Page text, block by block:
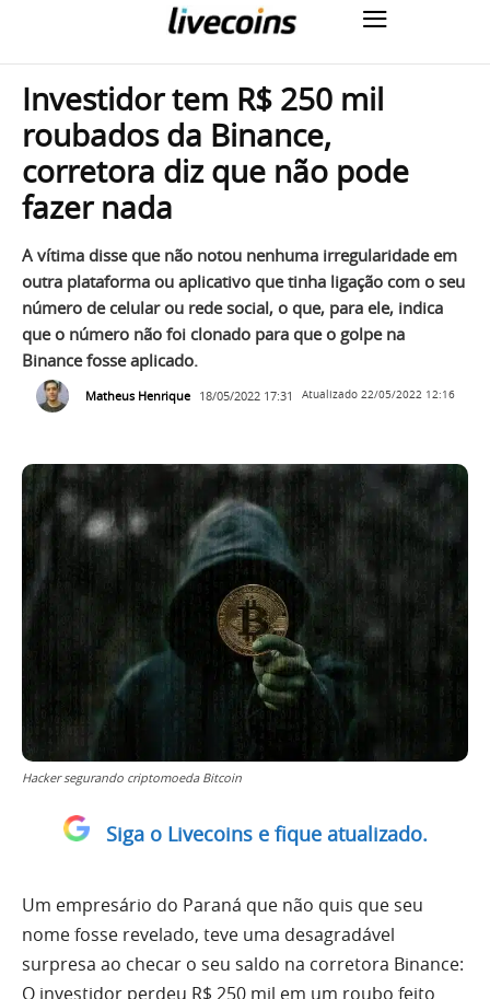
Investidor tem R$ 250 mil
roubados da Binance,
corretora diz que não pode
fazer nada
A vítima disse que não notou nenhuma irregularidade em
outra plataforma ou aplicativo que tinha ligação com o seu
número de celular ou rede social, o que, para ele, indica
que o número não foi clonado para que o golpe na
Binance fosse aplicado.
Matheus Henrique 18/05/2022 17:31 Atualizado 22/05/2022 12:16
Hacker segurando criptomoeda Bitcoin
Siga o Livecoins e fique atualizado.
Um empresário do Paraná que não quis que seu
nome fosse revelado, teve uma desagradável
surpresa ao checar o seu saldo na corretora Binance:
O investidor perdeu R$ 250 mil em um roubo feito